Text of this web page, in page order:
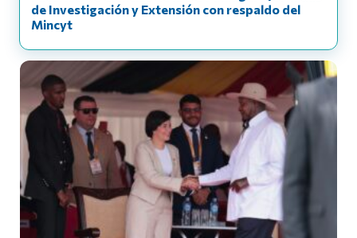
de Investigación y Extensión con respaldo del
Mincyt